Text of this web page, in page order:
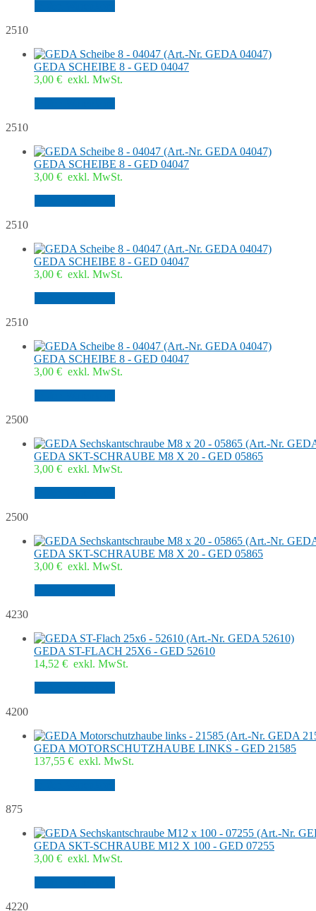
2510
GEDA SCHEIBE 8 - GED 04047
3,00 € exkl. MwSt.
2510
GEDA SCHEIBE 8 - GED 04047
3,00 € exkl. MwSt.
2510
GEDA SCHEIBE 8 - GED 04047
3,00 € exkl. MwSt.
2510
GEDA SCHEIBE 8 - GED 04047
3,00 € exkl. MwSt.
2500
GEDA SKT-SCHRAUBE M8 X 20 - GED 05865
3,00 € exkl. MwSt.
2500
GEDA SKT-SCHRAUBE M8 X 20 - GED 05865
3,00 € exkl. MwSt.
4230
GEDA ST-FLACH 25X6 - GED 52610
14,52 € exkl. MwSt.
4200
GEDA MOTORSCHUTZHAUBE LINKS - GED 21585
137,55 € exkl. MwSt.
875
GEDA SKT-SCHRAUBE M12 X 100 - GED 07255
3,00 € exkl. MwSt.
4220